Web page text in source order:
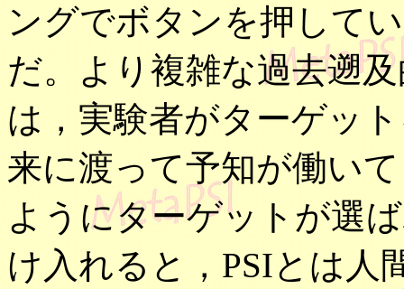
ングでボタンを押して
だ。より複雑な過去遡
は，実験者がターゲッ
来に渡って予知が働い
ようにターゲットが選
け入れると，PSIとは人